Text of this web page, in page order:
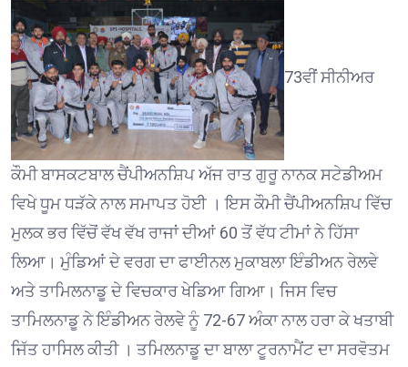
73ਵੀਂ ਸੀਨੀਅਰ
ਕੌਮੀ ਬਾਸਕਟਬਾਲ ਚੈਂਪੀਅਨਸ਼ਿਪ ਅੱਜ ਰਾਤ ਗੁਰੂ ਨਾਨਕ ਸਟੇਡੀਅਮ
ਵਿਖੇ ਧੂਮ ਧੜੱਕੇ ਨਾਲ ਸਮਾਪਤ ਹੋਈ । ਇਸ ਕੌਮੀ ਚੈਂਪੀਅਨਸ਼ਿਪ ਵਿੱਚ
ਮੁਲਕ ਭਰ ਵਿੱਚੋਂ ਵੱਖ ਵੱਖ ਰਾਜਾਂ ਦੀਆਂ 60 ਤੋਂ ਵੱਧ ਟੀਮਾਂ ਨੇ ਹਿੱਸਾ
ਲਿਆ। ਮੁੰਡਿਆਂ ਦੇ ਵਰਗ ਦਾ ਫਾਈਨਲ ਮੁਕਾਬਲਾ ਇੰਡੀਅਨ ਰੇਲਵੇ
ਅਤੇ ਤਾਮਿਲਨਾਡੂ ਦੇ ਵਿਚਕਾਰ ਖੇਡਿਆ ਗਿਆ। ਜਿਸ ਵਿਚ
ਤਾਮਿਲਨਾਡੂ ਨੇ ਇੰਡੀਅਨ ਰੇਲਵੇ ਨੂੰ 72-67 ਅੰਕਾ ਨਾਲ ਹਰਾ ਕੇ ਖਤਾਬੀ
ਜਿੱਤ ਹਾਸਿਲ ਕੀਤੀ । ਤਮਿਲਨਾਡੂ ਦਾ ਬਾਲਾ ਟੂਰਨਾਮੈਂਟ ਦਾ ਸਰਵੋਤਮ